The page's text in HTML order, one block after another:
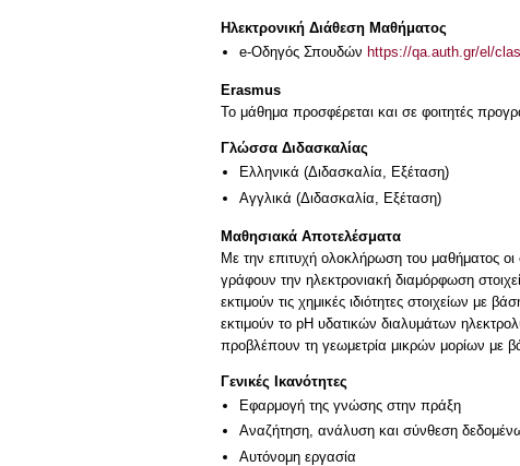
Ηλεκτρονική Διάθεση Μαθήματος
e-Οδηγός Σπουδών https://qa.auth.gr/el/
Erasmus
Το μάθημα προσφέρεται και σε φοιτητές
Γλώσσα Διδασκαλίας
Ελληνικά (Διδασκαλία, Εξέταση)
Αγγλικά (Διδασκαλία, Εξέταση)
Μαθησιακά Αποτελέσματα
Με την επιτυχή ολοκλήρωση του μαθήματος οι
γράφουν την ηλεκτρονιακή διαμόρφωση
εκτιμούν τις χημικές ιδιότητες στοιχείων με
εκτιμούν το pH υδατικών διαλυμάτων
Γενικές Ικανότητες
Εφαρμογή της γνώσης στην πράξη
Αναζήτηση, ανάλυση και σύνθεση
Αυτόνομη εργασία